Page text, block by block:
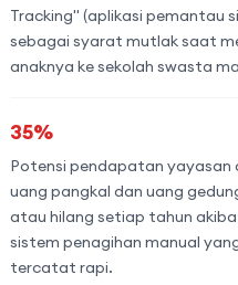
Tracking" (aplikasi pemantau
sebagai syarat mutlak saat
anaknya ke sekolah swasta
35%
Potensi pendapatan yayasan
uang pangkal dan uang
atau hilang setiap tahun
sistem penagihan manual
tercatat rapi.